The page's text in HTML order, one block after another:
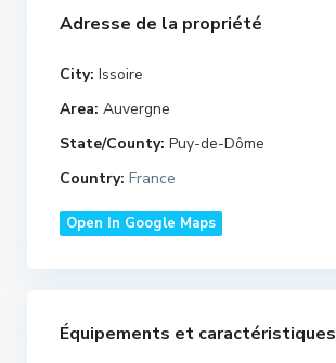
Adresse de la propriété
City: Issoire
Area: Auvergne
State/County: Puy-de-Dôme
Country: France
Open In Google Maps
Équipements et caractéristiques